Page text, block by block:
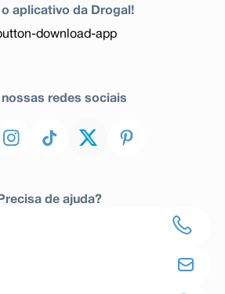
o aplicativo da Drogal!
nossas redes sociais
Precisa de ajuda?